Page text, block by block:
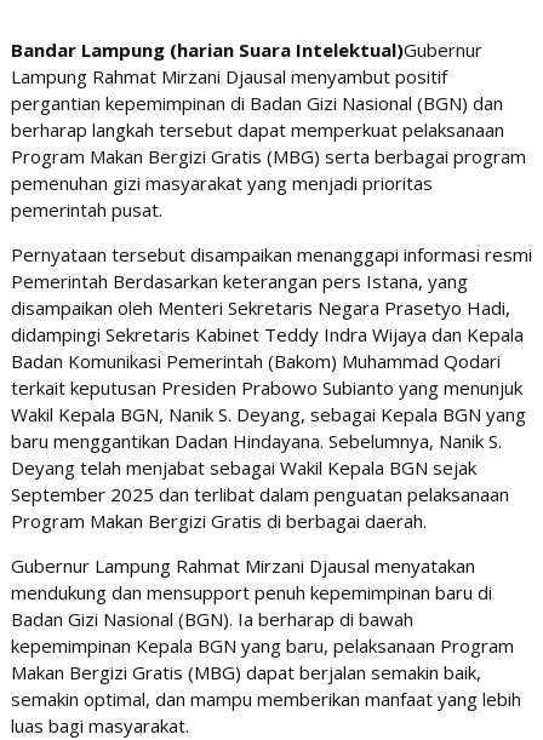
Bandar Lampung (harian Suara Intelektual)Gubernur
Lampung Rahmat Mirzani Djausal menyambut positif
pergantian kepemimpinan di Badan Gizi Nasional (BGN) dan
berharap langkah tersebut dapat memperkuat pelaksanaan
Program Makan Bergizi Gratis (MBG) serta berbagai program
pemenuhan gizi masyarakat yang menjadi prioritas
pemerintah pusat.
Pernyataan tersebut disampaikan menanggapi informasi resmi
Pemerintah Berdasarkan keterangan pers Istana, yang
disampaikan oleh Menteri Sekretaris Negara Prasetyo Hadi,
didampingi Sekretaris Kabinet Teddy Indra Wijaya dan Kepala
Badan Komunikasi Pemerintah (Bakom) Muhammad Qodari
terkait keputusan Presiden Prabowo Subianto yang menunjuk
Wakil Kepala BGN, Nanik S. Deyang, sebagai Kepala BGN yang
baru menggantikan Dadan Hindayana. Sebelumnya, Nanik S.
Deyang telah menjabat sebagai Wakil Kepala BGN sejak
September 2025 dan terlibat dalam penguatan pelaksanaan
Program Makan Bergizi Gratis di berbagai daerah.
Gubernur Lampung Rahmat Mirzani Djausal menyatakan
mendukung dan mensupport penuh kepemimpinan baru di
Badan Gizi Nasional (BGN). Ia berharap di bawah
kepemimpinan Kepala BGN yang baru, pelaksanaan Program
Makan Bergizi Gratis (MBG) dapat berjalan semakin baik,
semakin optimal, dan mampu memberikan manfaat yang lebih
luas bagi masyarakat.